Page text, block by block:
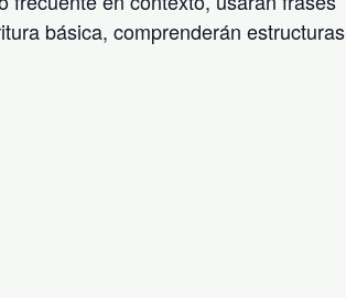
básica, comprenderán estructuras